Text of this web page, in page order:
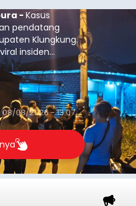
-Kasus
pendatang
Klungkung.
insiden
peristiwa serupa
asal Kabupaten
Tenggara Timur
08/08/2026 - 13:07